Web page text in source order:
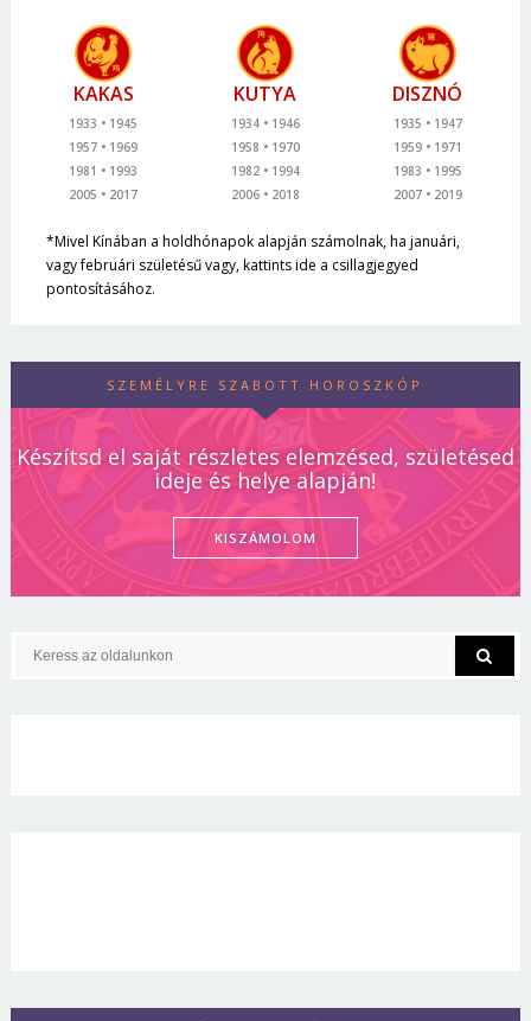
KAKAS
1933
1945
1957
1969
1981
1993
2005
2017
KUTYA
1934
1946
1958
1970
1982
1994
2006
2018
DISZNÓ
1935
1947
1959
1971
1983
1995
2007
2019
*Mivel Kínában a holdhónapok alapján számolnak, ha januári,
vagy februári születésű vagy, kattints ide a csillagjegyed
pontosításához.
SZEMÉLYRE SZABOTT HOROSZKÓP
Készítsd el saját részletes elemzésed, születésed
ideje és helye alapján!
KISZÁMOLOM